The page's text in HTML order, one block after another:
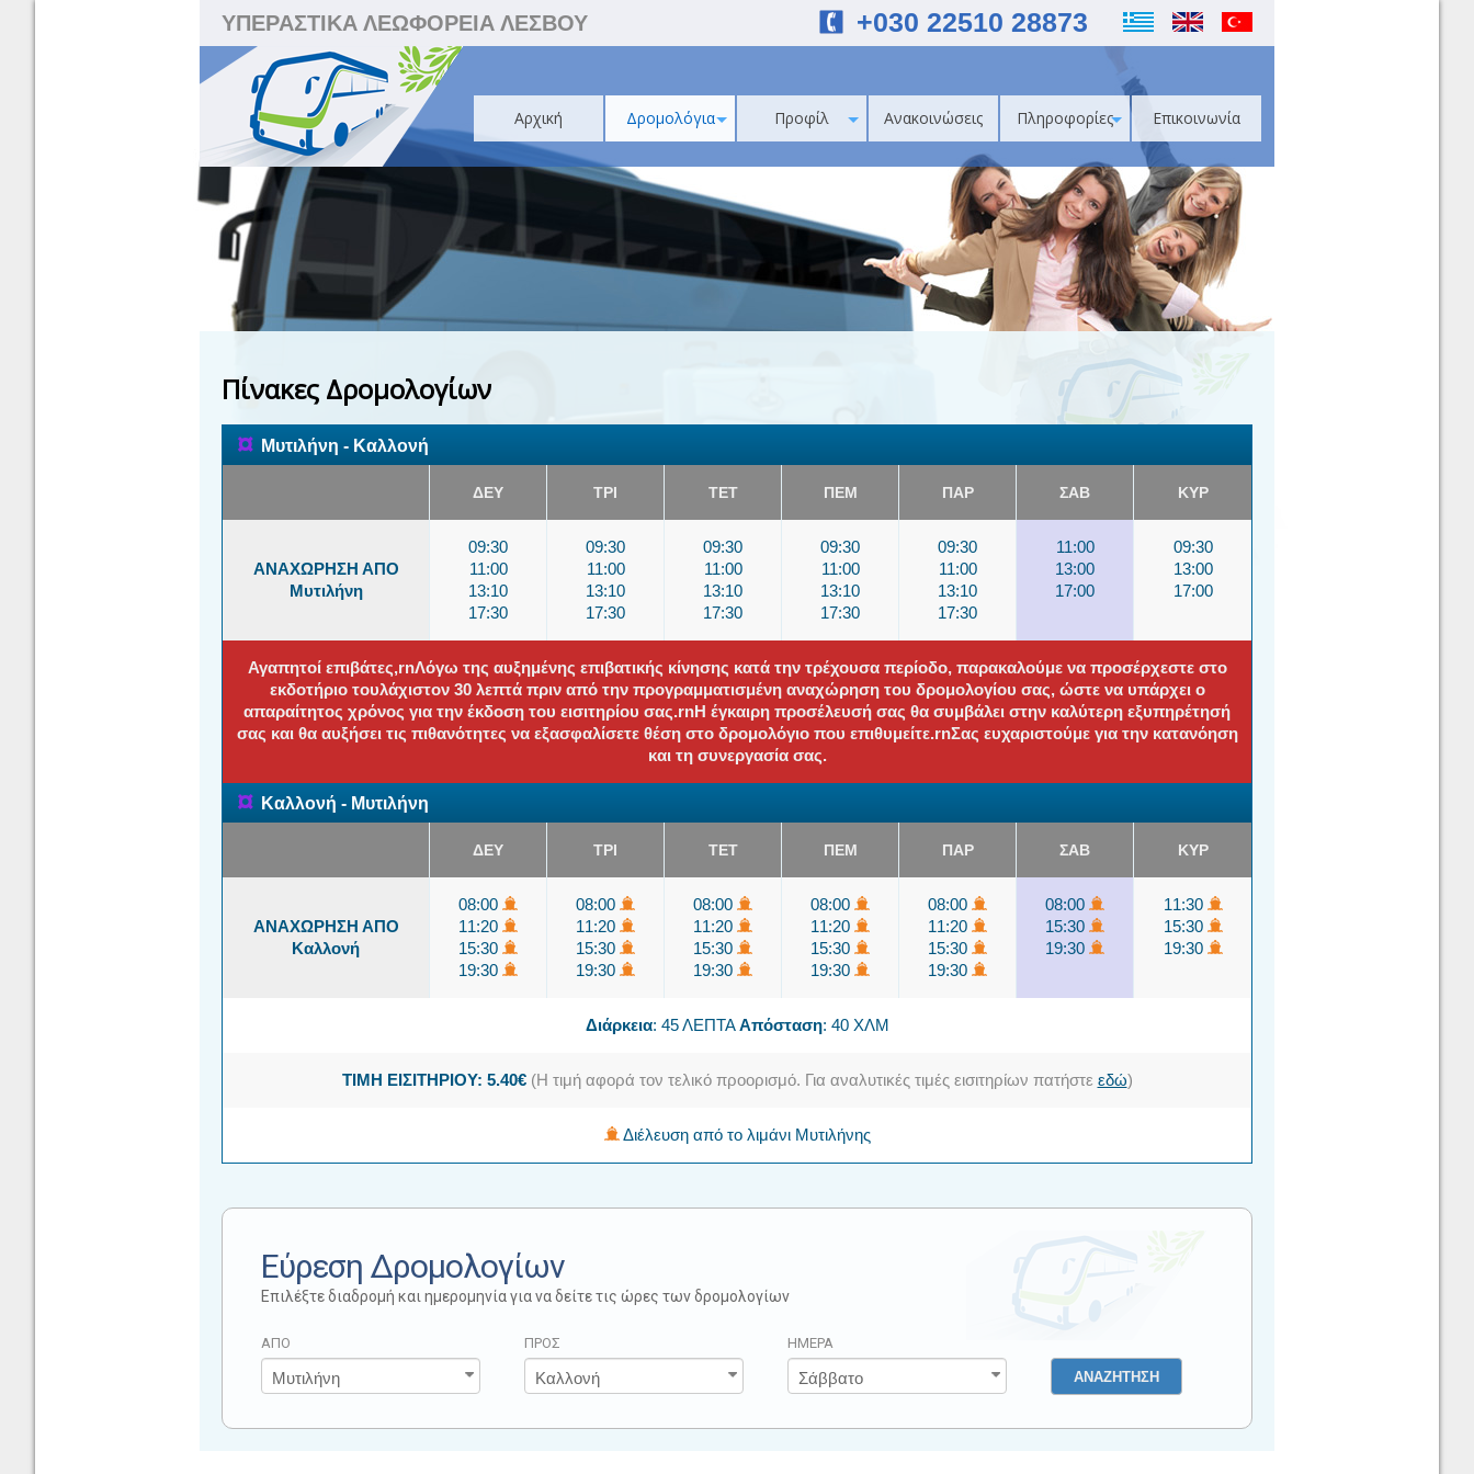
ΥΠΕΡΑΣΤΙΚΑ ΛΕΩΦΟΡΕΙΑ ΛΕΣΒΟΥ +030 22510 28873
Αρχική Δρομολόγια Προφίλ Ανακοινώσεις Πληροφορίες Επικοινωνία
Πίνακες Δρομολογίων
¤ Μυτιλήνη - Καλλονή
ΔΕΥ ΤΡΙ ΤΕΤ ΠΕΜ ΠΑΡ ΣΑΒ ΚΥΡ
ΑΝΑΧΩΡΗΣΗ ΑΠΟ
Μυτιλήνη
09:30
11:00
13:10
17:30
09:30
11:00
13:10
17:30
09:30
11:00
13:10
17:30
09:30
11:00
13:10
17:30
09:30
11:00
13:10
17:30
11:00
13:00
17:00
09:30
13:00
17:00
Αγαπητοί επιβάτες,rnΛόγω της αυξημένης επιβατικής κίνησης κατά την τρέχουσα περίοδο, παρακαλούμε να προσέρχεστε στο
εκδοτήριο τουλάχιστον 30 λεπτά πριν από την προγραμματισμένη αναχώρηση του δρομολογίου σας, ώστε να υπάρχει ο
απαραίτητος χρόνος για την έκδοση του εισιτηρίου σας.rnΗ έγκαιρη προσέλευσή σας θα συμβάλει στην καλύτερη εξυπηρέτησή
σας και θα αυξήσει τις πιθανότητες να εξασφαλίσετε θέση στο δρομολόγιο που επιθυμείτε.rnΣας ευχαριστούμε για την κατανόηση
και τη συνεργασία σας.
¤ Καλλονή - Μυτιλήνη
ΔΕΥ ΤΡΙ ΤΕΤ ΠΕΜ ΠΑΡ ΣΑΒ ΚΥΡ
ΑΝΑΧΩΡΗΣΗ ΑΠΟ
Καλλονή
08:00
11:20
15:30
19:30
08:00
11:20
15:30
19:30
08:00
11:20
15:30
19:30
08:00
11:20
15:30
19:30
08:00
11:20
15:30
19:30
08:00
15:30
19:30
11:30
15:30
19:30
Διάρκεια: 45 ΛΕΠΤΑΑπόσταση: 40 ΧΛΜ
ΤΙΜΗ ΕΙΣΙΤΗΡΙΟΥ: 5.40€ (Η τιμή αφορά τον τελικό προορισμό. Για αναλυτικές τιμές εισιτηρίων πατήστε εδώ)
Διέλευση από το λιμάνι Μυτιλήνης
Εύρεση Δρομολογίων
Επιλέξτε διαδρομή και ημερομηνία για να δείτε τις ώρες των δρομολογίων
ΑΠΟ ΠΡΟΣ ΗΜΕΡΑ